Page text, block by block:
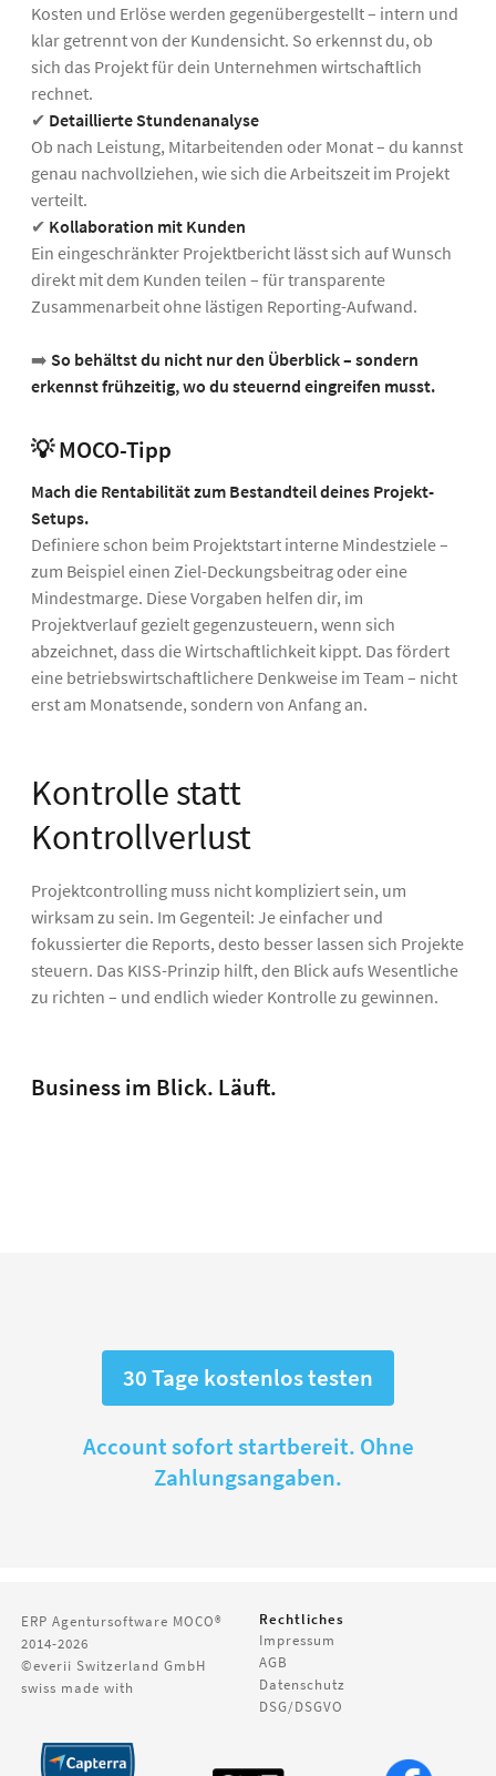
Kosten und Erlöse werden gegenübergestellt – intern und
klar getrennt von der Kundensicht. So erkennst du, ob
sich das Projekt für dein Unternehmen wirtschaftlich
rechnet.
✔ Detaillierte Stundenanalyse
Ob nach Leistung, Mitarbeitenden oder Monat – du kannst
genau nachvollziehen, wie sich die Arbeitszeit im Projekt
verteilt.
✔ Kollaboration mit Kunden
Ein eingeschränkter Projektbericht lässt sich auf Wunsch
direkt mit dem Kunden teilen – für transparente
Zusammenarbeit ohne lästigen Reporting-Aufwand.
➡️ So behältst du nicht nur den Überblick – sondern
erkennst frühzeitig, wo du steuernd eingreifen musst.
💡 MOCO-Tipp
Mach die Rentabilität zum Bestandteil deines Projekt-
Setups.
Definiere schon beim Projektstart interne Mindestziele –
zum Beispiel einen Ziel-Deckungsbeitrag oder eine
Mindestmarge. Diese Vorgaben helfen dir, im
Projektverlauf gezielt gegenzusteuern, wenn sich
abzeichnet, dass die Wirtschaftlichkeit kippt. Das fördert
eine betriebswirtschaftlichere Denkweise im Team – nicht
erst am Monatsende, sondern von Anfang an.
Kontrolle statt
Kontrollverlust
Projektcontrolling muss nicht kompliziert sein, um
wirksam zu sein. Im Gegenteil: Je einfacher und
fokussierter die Reports, desto besser lassen sich Projekte
steuern. Das KISS-Prinzip hilft, den Blick aufs Wesentliche
zu richten – und endlich wieder Kontrolle zu gewinnen.
Business im Blick. Läuft.
30 Tage kostenlos testen
Account sofort startbereit. Ohne
Zahlungsangaben.
ERP Agentursoftware MOCO®
2014-2026
©everii Switzerland GmbH
swiss made with
Rechtliches
Impressum
AGB
Datenschutz
DSG/DSGVO